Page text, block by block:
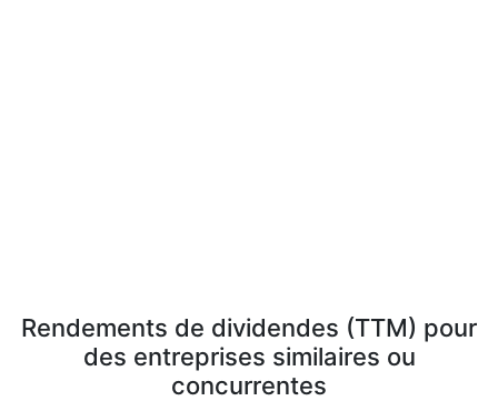
Rendements de dividendes (TTM) pour
des entreprises similaires ou
concurrentes